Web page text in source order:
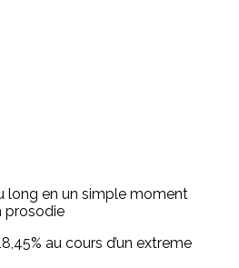
long en un simple moment
prosodie
au cours d’un extreme